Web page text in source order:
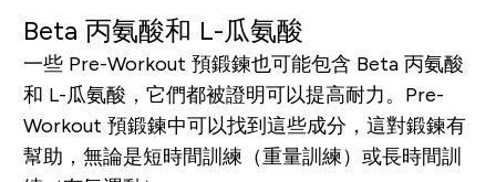
Beta 丙氨酸和 L-瓜氨酸
一些 Pre-Workout 預鍛鍊也可能包含 Beta 丙氨酸
和 L-瓜氨酸，它們都被證明可以提高耐力。Pre-
Workout 預鍛鍊中可以找到這些成分，這對鍛鍊有
幫助，無論是短時間訓練（重量訓練）或長時間訓